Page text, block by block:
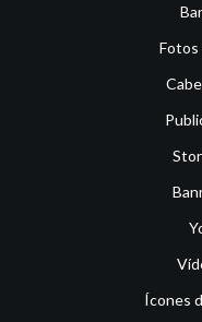
Fotos
Ícones